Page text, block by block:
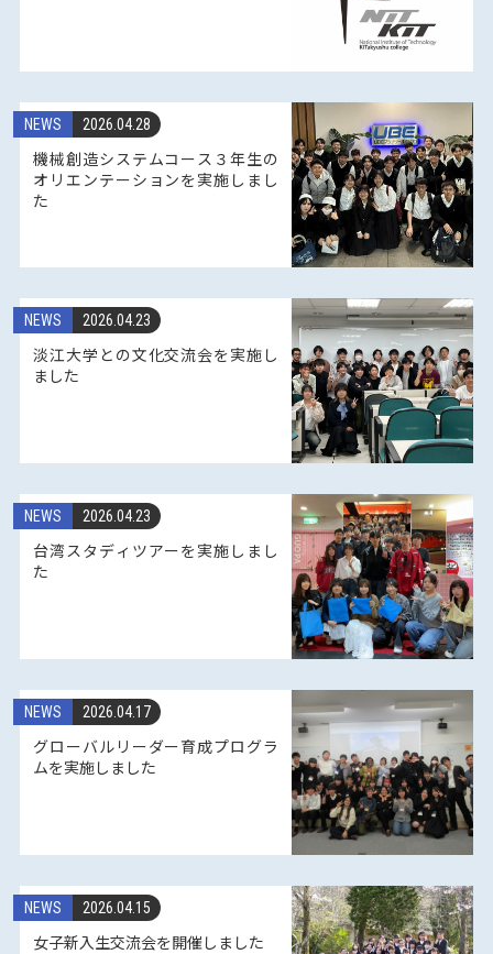
2026.04.28
NEWS
機械創造システムコース３年生の
オリエンテーションを実施しまし
た
2026.04.23
NEWS
淡江大学との文化交流会を実施し
ました
2026.04.23
NEWS
台湾スタディツアーを実施しまし
た
2026.04.17
NEWS
グローバルリーダー育成プログラ
ムを実施しました
2026.04.15
NEWS
女子新入生交流会を開催しました